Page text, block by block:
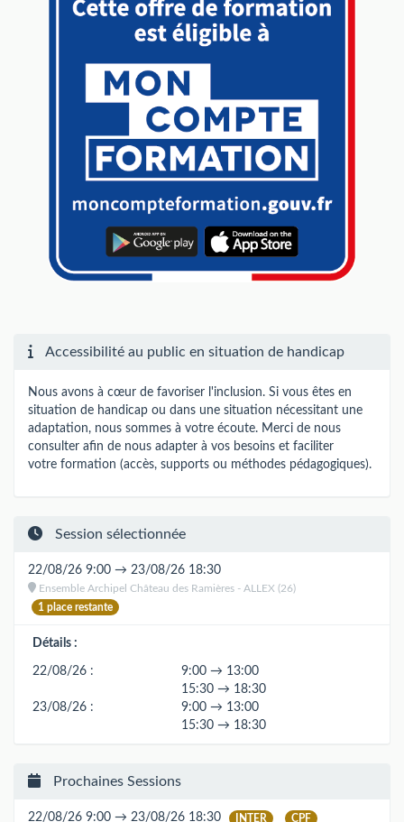
Accessibilité au public en situation de handicap
Nous avons à cœur de favoriser l'inclusion. Si vous êtes en
situation de handicap ou dans une situation nécessitant une
adaptation, nous sommes à votre écoute. Merci de nous
consulter afin de nous adapter à vos besoins et faciliter
votre formation (accès, supports ou méthodes pédagogiques).
Session sélectionnée
22/08/26 9:00 → 23/08/26 18:30
Ensemble Archipel Château des Ramières - ALLEX (26)
1 place restante
Détails :
22/08/26 :
9:00 → 13:00
15:30 → 18:30
23/08/26 :
9:00 → 13:00
15:30 → 18:30
Prochaines Sessions
22/08/26 9:00 → 23/08/26 18:30 INTER
CPF